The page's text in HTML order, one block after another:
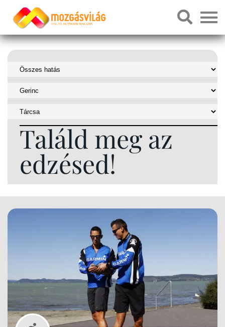
Találd meg az
edzésed!